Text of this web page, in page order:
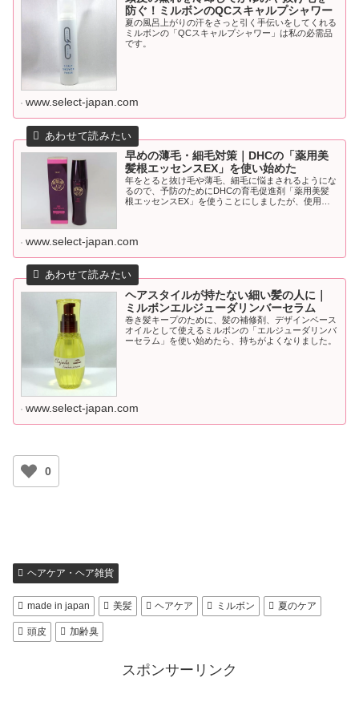
防ぐ！ミルボンのQCスキャルプシャワー
夏の風呂上がりの汗をさっと引く手伝いをしてくれる
ミルボンの「QCスキャルプシャワー」は私の必需品
です。
www.select-japan.com
早めの薄毛・細毛対策｜DHCの「薬用美
髪根エッセンスEX」を使い始めた
年をとると抜け毛や薄毛、細毛に悩まされるようにな
るので、予防のためにDHCの育毛促進剤「薬用美髪
根エッセンスEX」を使うことにしましたが、使用中
www.select-japan.com
ヘアスタイルが持たない細い髪の人に｜
ミルボンエルジューダリンバーセラム
巻き髪キープのために、髪の補修剤、デザインベース
オイルとして使えるミルボンの「エルジューダリンバ
ーセラム」を使い始めたら、持ちがよくなりました。
www.select-japan.com
0
ヘアケア・ヘア雑貨
made in japan 美髪 ヘアケア ミルボン 夏のケア
頭皮 加齢臭
スポンサーリンク